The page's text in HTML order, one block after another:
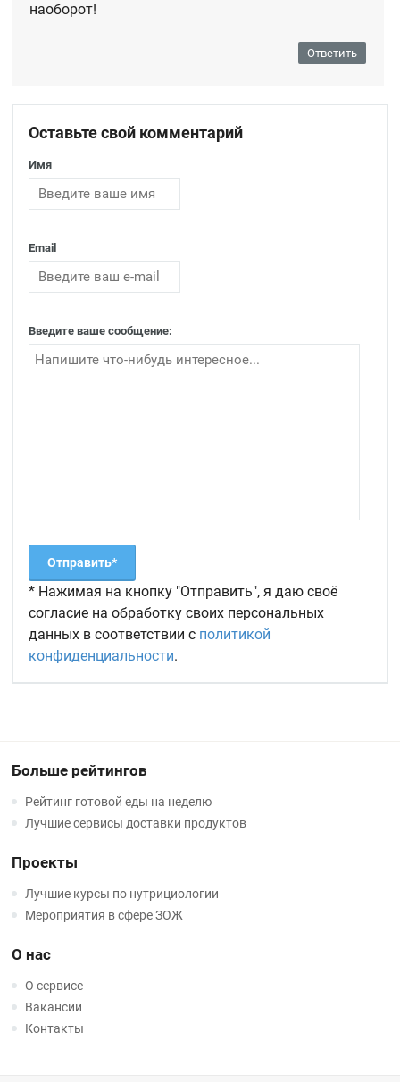
наоборот!
Ответить
Оставьте свой комментарий
Имя
Email
Введите ваше сообщение:
* Нажимая на кнопку "Отправить", я даю своё
согласие на обработку своих персональных
данных в соответствии с политикой
конфиденциальности.
Больше рейтингов
Рейтинг готовой еды на неделю
Лучшие сервисы доставки продуктов
Проекты
Лучшие курсы по нутрициологии
Мероприятия в сфере ЗОЖ
О нас
О сервисе
Вакансии
Контакты